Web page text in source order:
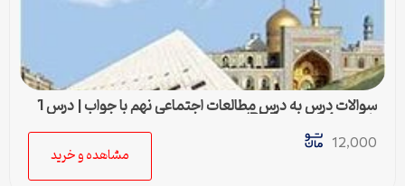
سوالات درس به درس مطالعات اجتماعی نهم با جواب | درس 1
تا درس 24 (ورد و PDF)
12,000
مشاهده و خرید